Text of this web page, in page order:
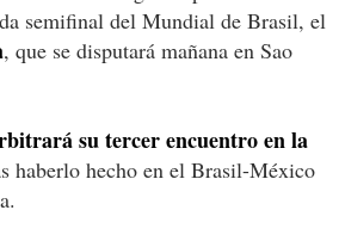
semifinal del Mundial de Brasil, el
, que se disputará mañana en Sao
su tercer encuentro en la
haberlo hecho en el Brasil-México